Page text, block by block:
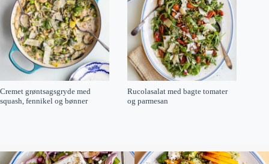
Cremet grøntsagsgryde med
squash, fennikel og bønner
Rucolasalat med bagte tomater
og parmesan